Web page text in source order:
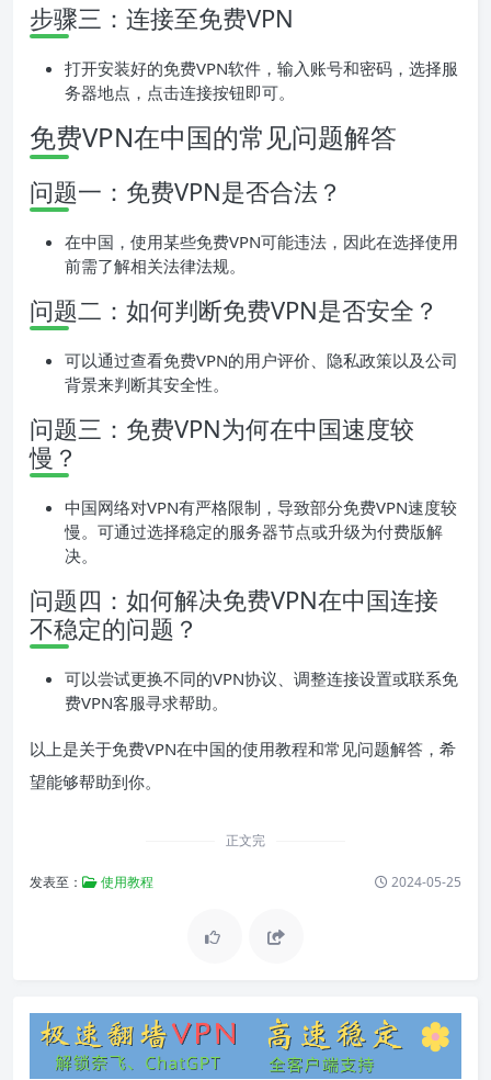
步骤三：连接至免费VPN
打开安装好的免费VPN软件，输入账号和密码，选择服
务器地点，点击连接按钮即可。
免费VPN在中国的常见问题解答
问题一：免费VPN是否合法？
在中国，使用某些免费VPN可能违法，因此在选择使用
前需了解相关法律法规。
问题二：如何判断免费VPN是否安全？
可以通过查看免费VPN的用户评价、隐私政策以及公司
背景来判断其安全性。
问题三：免费VPN为何在中国速度较
慢？
中国网络对VPN有严格限制，导致部分免费VPN速度较
慢。可通过选择稳定的服务器节点或升级为付费版解
决。
问题四：如何解决免费VPN在中国连接
不稳定的问题？
可以尝试更换不同的VPN协议、调整连接设置或联系免
费VPN客服寻求帮助。
以上是关于免费VPN在中国的使用教程和常见问题解答，希
望能够帮助到你。
正文完
发表至： 使用教程 2024-05-25